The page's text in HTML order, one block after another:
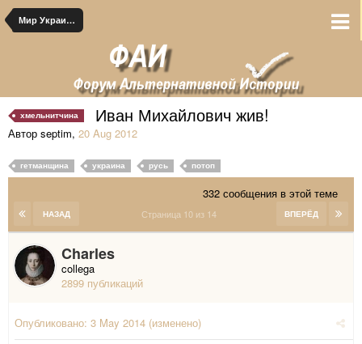
Мир Украинских Романовых
хмельнитчина Иван Михайлович жив!
Автор septim, 20 Aug 2012
гетманщина украина русь потоп
332 сообщения в этой теме
НАЗАД ВПЕРЁД
Страница 10 из 14
Charles
collega
2899 публикаций
Опубликовано: 3 May 2014 (изменено)